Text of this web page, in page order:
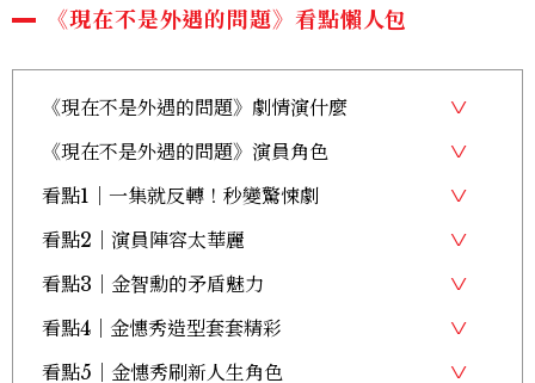
《現在不是外遇的問題》看點懶人包
《現在不是外遇的問題》劇情演什麼
《現在不是外遇的問題》演員角色
看點1｜一集就反轉！秒變驚悚劇
看點2｜演員陣容太華麗
看點3｜金智勳的矛盾魅力
看點4｜金憓秀造型套套精彩
看點5｜金憓秀刷新人生角色